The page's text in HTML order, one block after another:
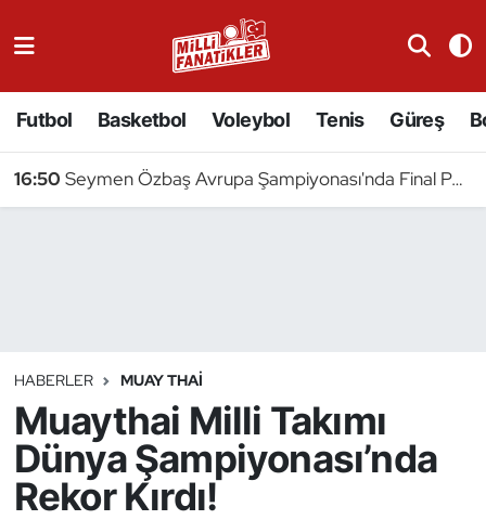
Futbol Basketbol Voleybol Tenis Güreş
16:50 Seymen Özbaş Avrupa Şampiyonası'nda Final Peşinde
HABERLER MUAY THAI
Muaythai Milli Takımı
Dünya Şampiyonası’nda
Rekor Kırdı!
Badminton
Binicilik
Bisiklet